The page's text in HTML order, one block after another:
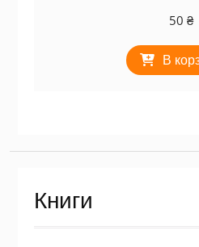
50 ₴
В
Книги